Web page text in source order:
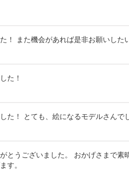
！ また機会があれば是非お願いした
た！
た！ とても、絵になるモデルさんで
とうございました。 おかげさまで
す。